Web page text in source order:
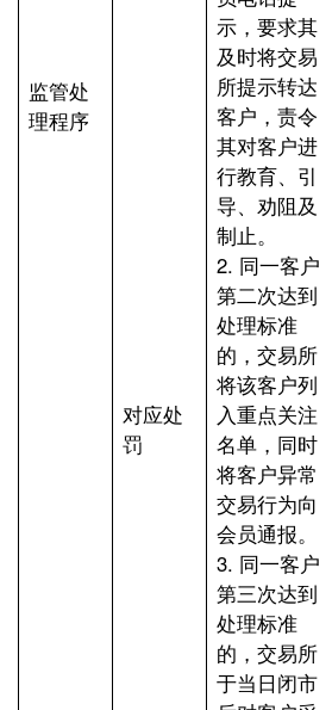
监管处
理程序
对应处
罚
示，要求其
及时将交易
所提示转达
客户，责令
其对客户进
行教育、引
导、劝阻及
制止。
2. 同一客户
第二次达到
处理标准
的，交易所
将该客户列
入重点关注
名单，同时
将客户异常
交易行为向
会员通报。
3. 同一客户
第三次达到
处理标准
的，交易所
于当日闭市